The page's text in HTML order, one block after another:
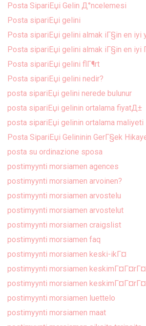
Posta SipariЕџi Gelin Д°ncelemesi
Posta sipariЕџi gelini
Posta sipariЕџi gelini almak iГ§in en iyi
Posta sipariЕџi gelini almak iГ§in en iyi
Posta sipariЕџi gelini flГ¶rt
Posta sipariЕџi gelini nedir?
posta sipariЕџi gelini nerede bulunur
posta sipariЕџi gelinin ortalama fiyatД±
posta sipariЕџi gelinin ortalama maliyeti
Posta SipariЕџi Gelininin GerГ§ek
posta su ordinazione sposa
postimyynti morsiamen agences
postimyynti morsiamen arvoinen?
postimyynti morsiamen arvostelu
postimyynti morsiamen arvostelut
postimyynti morsiamen craigslist
postimyynti morsiamen faq
postimyynti morsiamen keski-ikГ¤
postimyynti morsiamen
postimyynti morsiamen
postimyynti morsiamen luettelo
postimyynti morsiamen maat